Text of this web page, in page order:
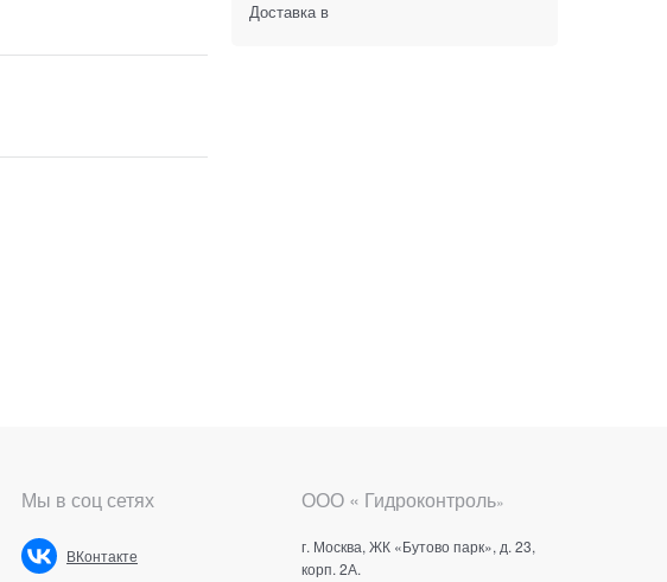
Доставка в
Мы в соц сетях
ВКонтакте
ООО « Гидроконтроль»
г. Москва, ЖК «Бутово парк», д. 23,
корп. 2А.